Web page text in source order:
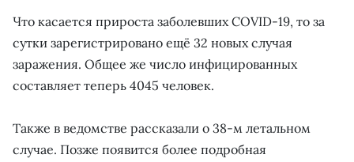
Что касается прироста заболевших COVID-19, то за
сутки зарегистрировано ещё 32 новых случая
заражения. Общее же число инфицированных
составляет теперь 4045 человек.
Также в ведомстве рассказали о 38-м летальном
случае. Позже появится более подробная